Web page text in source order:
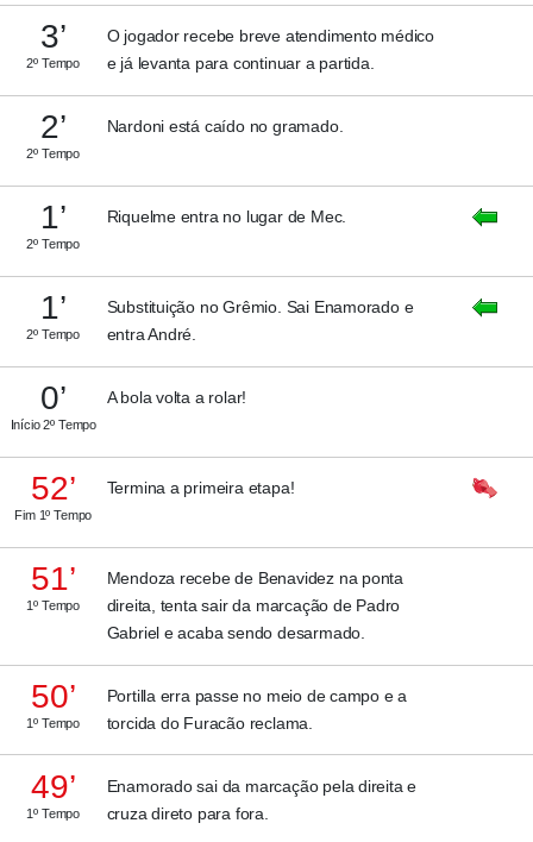
3’
2º Tempo
O jogador recebe breve atendimento médico
e já levanta para continuar a partida.
2’
2º Tempo
Nardoni está caído no gramado.
1’
2º Tempo
Riquelme entra no lugar de Mec.
1’
2º Tempo
Substituição no Grêmio. Sai Enamorado e
entra André.
0’
Início 2º Tempo
A bola volta a rolar!
52’
Fim 1º Tempo
Termina a primeira etapa!
51’
1º Tempo
Mendoza recebe de Benavidez na ponta
direita, tenta sair da marcação de Padro
Gabriel e acaba sendo desarmado.
50’
1º Tempo
Portilla erra passe no meio de campo e a
torcida do Furacão reclama.
49’
1º Tempo
Enamorado sai da marcação pela direita e
cruza direto para fora.